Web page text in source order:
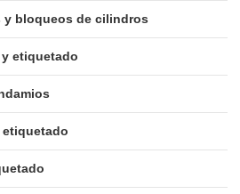
y bloqueos de cilindros
etiquetado